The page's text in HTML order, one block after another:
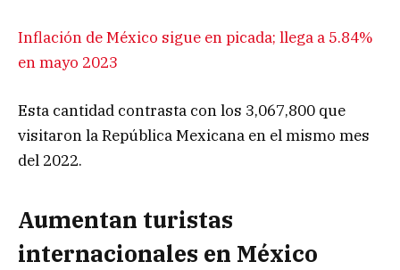
Inflación de México sigue en picada; llega a 5.84%
en mayo 2023
Esta cantidad contrasta con los 3,067,800 que
visitaron la República Mexicana en el mismo mes
del 2022.
Aumentan turistas
internacionales en México